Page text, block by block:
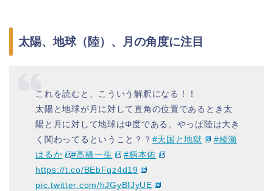
太陽、地球（陸）、月の角度に注目
これを読むと、こういう解釈になる！！
太陽と地球が月に対して直角の位置であるとき太
陽と月に対して地球はΦ度である。やっぱ陸は大き
く関わってるということ？？ #天国と地獄
#綾瀬
はるか
#高橋一生
#柄本佑
https://t.co/BEbFqz4d19
pic.twitter.com/hJGyBfJyUE